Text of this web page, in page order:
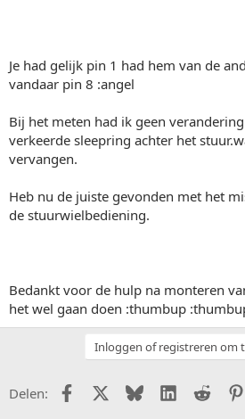
Je had gelijk pin 1 had hem van de
vandaar pin 8 :angel
Bij het meten had ik geen
verkeerde sleepring achter het
vervangen.
Heb nu de juiste gevonden met het
de stuurwielbediening.
Bedankt voor de hulp na monteren
het wel gaan doen :thumbup
Inloggen of registreren om
Delen: FacebookX (Twitter)
BlueskyLinkedIn
Reddit